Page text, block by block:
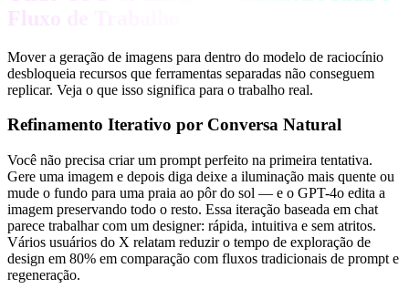
Fluxo de Trabalho
Mover a geração de imagens para dentro do modelo de raciocínio
desbloqueia recursos que ferramentas separadas não conseguem
replicar. Veja o que isso significa para o trabalho real.
Refinamento Iterativo por Conversa Natural
Você não precisa criar um prompt perfeito na primeira tentativa.
Gere uma imagem e depois diga deixe a iluminação mais quente ou
mude o fundo para uma praia ao pôr do sol — e o GPT-4o edita a
imagem preservando todo o resto. Essa iteração baseada em chat
parece trabalhar com um designer: rápida, intuitiva e sem atritos.
Vários usuários do X relatam reduzir o tempo de exploração de
design em 80% em comparação com fluxos tradicionais de prompt e
regeneração.